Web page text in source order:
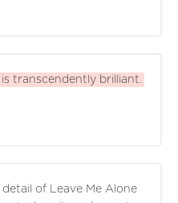
is transcendently brilliant.
of Leave Me Alone